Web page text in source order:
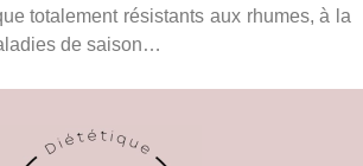
totalement résistants aux rhumes, à la
de saison…